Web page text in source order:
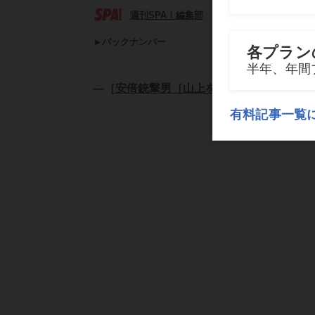
週刊SPA！編集部
バックナンバー
―［ 安倍銃撃男［山上を崇拝する］社会の